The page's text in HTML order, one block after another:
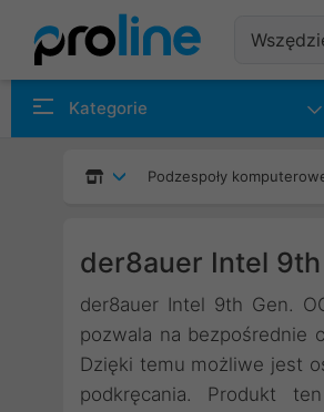
Kategorie
Podzespoły
der8auer Intel
der8auer Intel 9th Gen.
pozwala na bezpośrednie
Dzięki temu możliwe jest
podkręcania. Produkt